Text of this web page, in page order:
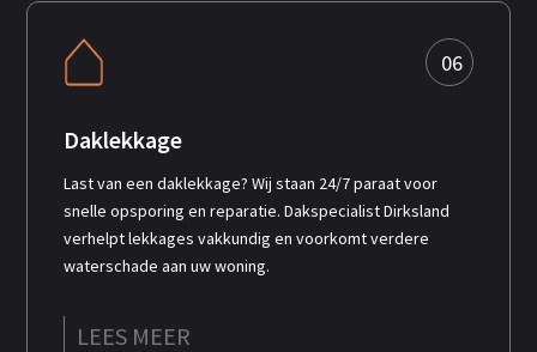
06
Daklekkage
Last van een daklekkage? Wij staan 24/7 paraat voor
snelle opsporing en reparatie. Dakspecialist Dirksland
verhelpt lekkages vakkundig en voorkomt verdere
waterschade aan uw woning.
LEES MEER